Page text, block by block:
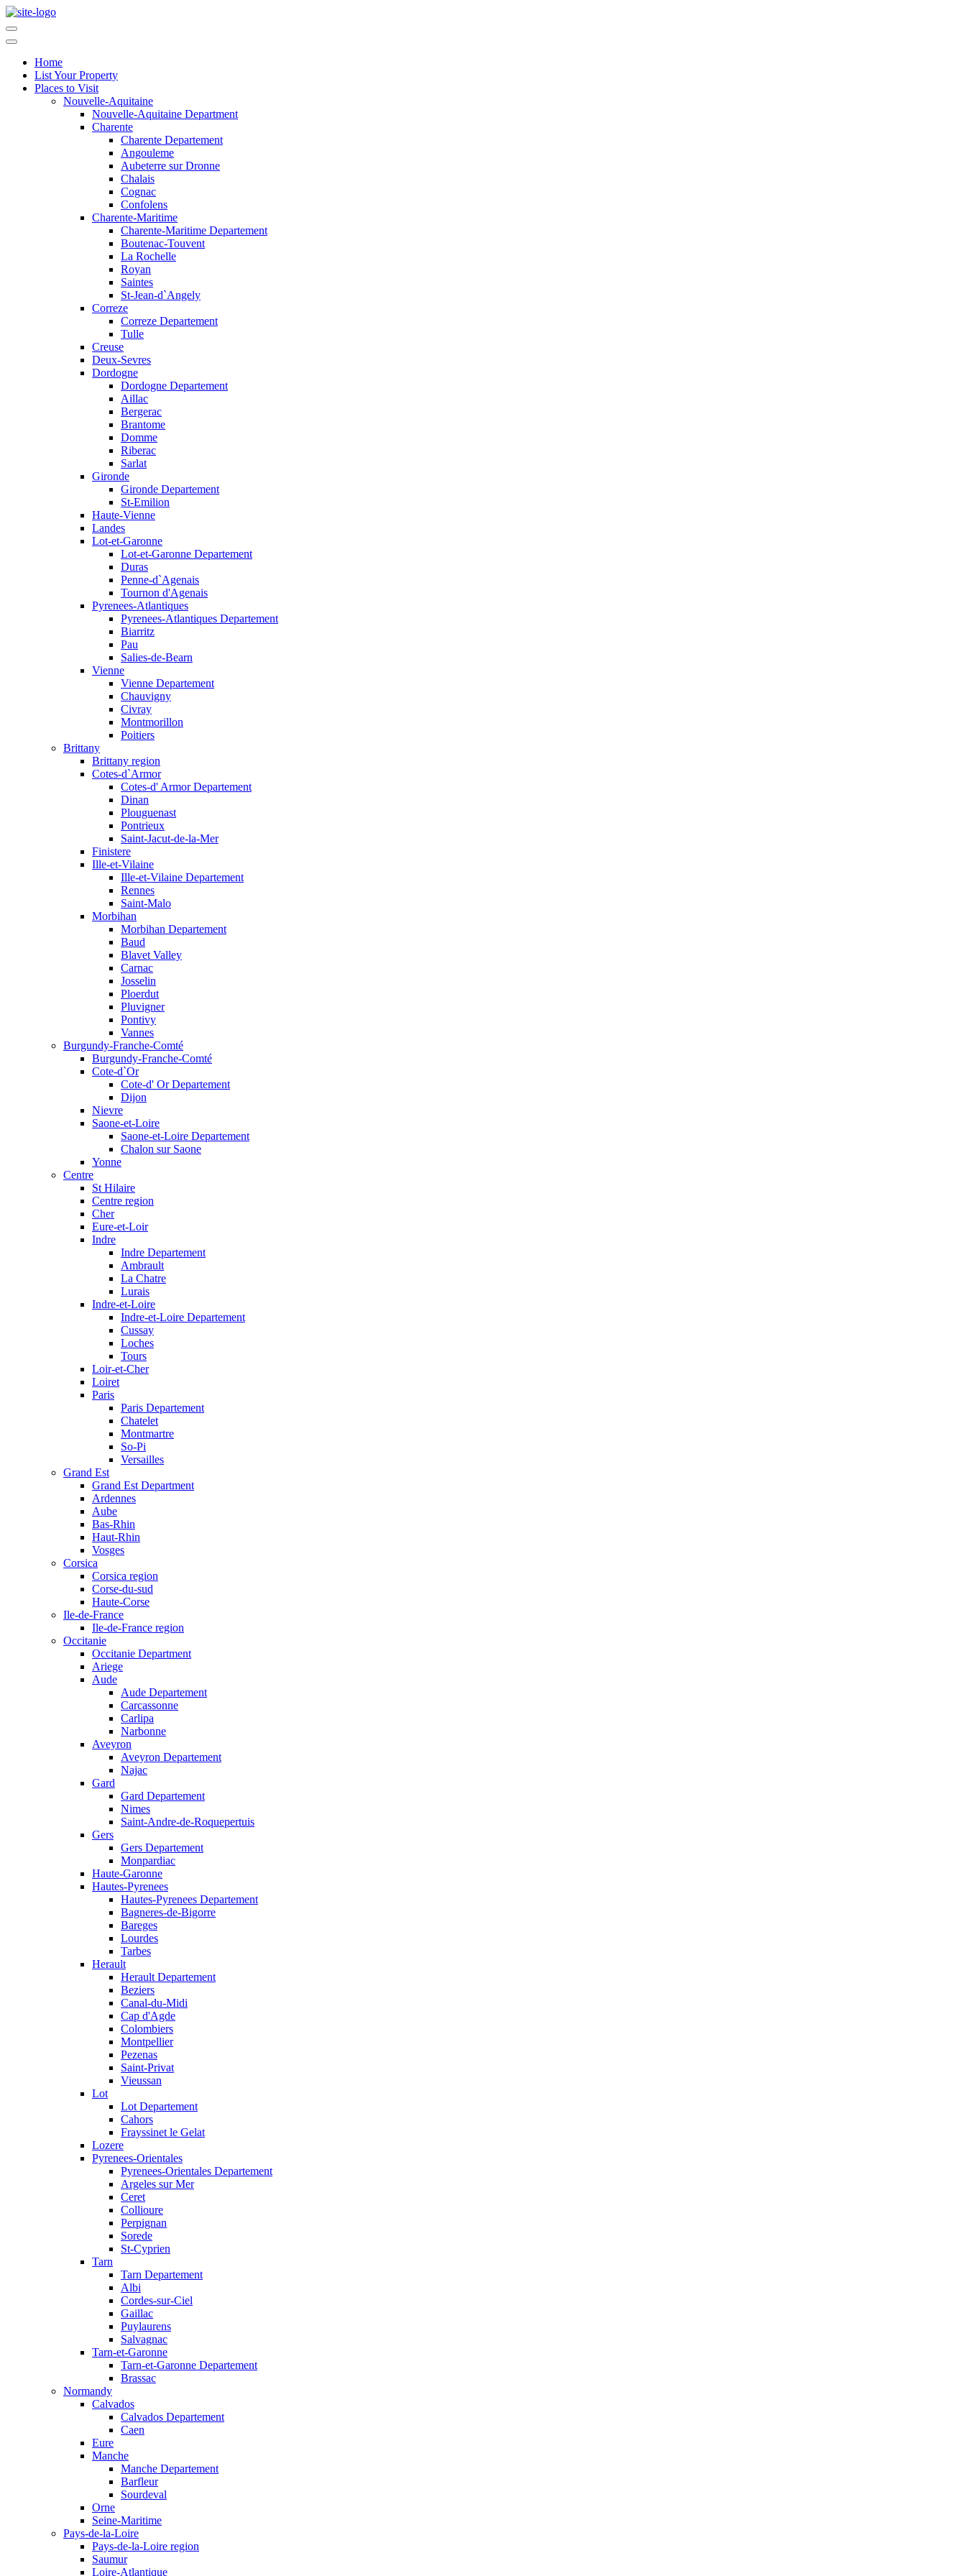
Home
List Your Property
Places to Visit
Nouvelle-Aquitaine
Nouvelle-Aquitaine Department
Charente
Charente Departement
Angouleme
Aubeterre sur Dronne
Chalais
Cognac
Confolens
Charente-Maritime
Charente-Maritime Departement
Boutenac-Touvent
La Rochelle
Royan
Saintes
St-Jean-d`Angely
Correze
Correze Departement
Tulle
Creuse
Deux-Sevres
Dordogne
Dordogne Departement
Aillac
Bergerac
Brantome
Domme
Riberac
Sarlat
Gironde
Gironde Departement
St-Emilion
Haute-Vienne
Landes
Lot-et-Garonne
Lot-et-Garonne Departement
Duras
Penne-d`Agenais
Tournon d'Agenais
Pyrenees-Atlantiques
Pyrenees-Atlantiques Departement
Biarritz
Pau
Salies-de-Bearn
Vienne
Vienne Departement
Chauvigny
Civray
Montmorillon
Poitiers
Brittany
Brittany region
Cotes-d`Armor
Cotes-d' Armor Departement
Dinan
Plouguenast
Pontrieux
Saint-Jacut-de-la-Mer
Finistere
Ille-et-Vilaine
Ille-et-Vilaine Departement
Rennes
Saint-Malo
Morbihan
Morbihan Departement
Baud
Blavet Valley
Carnac
Josselin
Ploerdut
Pluvigner
Pontivy
Vannes
Burgundy-Franche-Comté
Burgundy-Franche-Comté
Cote-d`Or
Cote-d' Or Departement
Dijon
Nievre
Saone-et-Loire
Saone-et-Loire Departement
Chalon sur Saone
Yonne
Centre
St Hilaire
Centre region
Cher
Eure-et-Loir
Indre
Indre Departement
Ambrault
La Chatre
Lurais
Indre-et-Loire
Indre-et-Loire Departement
Cussay
Loches
Tours
Loir-et-Cher
Loiret
Paris
Paris Departement
Chatelet
Montmartre
So-Pi
Versailles
Grand Est
Grand Est Department
Ardennes
Aube
Bas-Rhin
Haut-Rhin
Vosges
Corsica
Corsica region
Corse-du-sud
Haute-Corse
Ile-de-France
Ile-de-France region
Occitanie
Occitanie Department
Ariege
Aude
Aude Departement
Carcassonne
Carlipa
Narbonne
Aveyron
Aveyron Departement
Najac
Gard
Gard Departement
Nimes
Saint-Andre-de-Roquepertuis
Gers
Gers Departement
Monpardiac
Haute-Garonne
Hautes-Pyrenees
Hautes-Pyrenees Departement
Bagneres-de-Bigorre
Bareges
Lourdes
Tarbes
Herault
Herault Departement
Beziers
Canal-du-Midi
Cap d'Agde
Colombiers
Montpellier
Pezenas
Saint-Privat
Vieussan
Lot
Lot Departement
Cahors
Frayssinet le Gelat
Lozere
Pyrenees-Orientales
Pyrenees-Orientales Departement
Argeles sur Mer
Ceret
Collioure
Perpignan
Sorede
St-Cyprien
Tarn
Tarn Departement
Albi
Cordes-sur-Ciel
Gaillac
Puylaurens
Salvagnac
Tarn-et-Garonne
Tarn-et-Garonne Departement
Brassac
Normandy
Calvados
Calvados Departement
Caen
Eure
Manche
Manche Departement
Barfleur
Sourdeval
Orne
Seine-Maritime
Pays-de-la-Loire
Pays-de-la-Loire region
Saumur
Loire-Atlantique